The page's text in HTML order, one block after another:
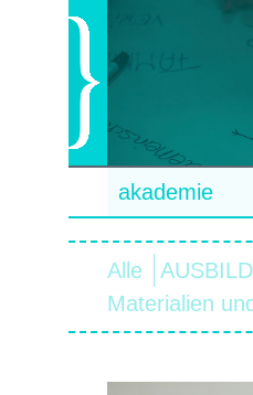
akademie
Alle
Materialien